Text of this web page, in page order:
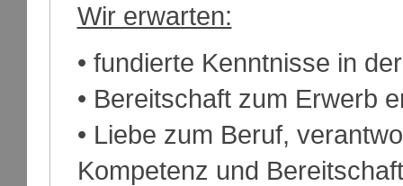
Wir erwarten:
• fundierte Kenntnisse in
• Bereitschaft zum Erwerb
• Liebe zum Beruf,
Kompetenz und